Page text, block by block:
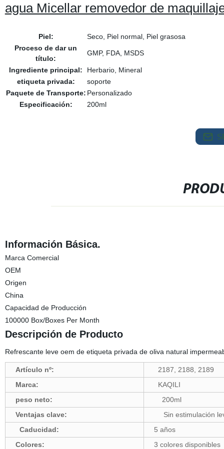
agua Micellar removedor de
Piel:
Seco, Piel normal, Piel grasosa
Proceso de dar un
título:
GMP, FDA, MSDS
Ingrediente principal:
Herbario, Mineral
etiqueta privada:
soporte
Paquete de Transporte: Personalizado
Especificación:
200ml
Información Básica.
Marca Comercial
OEM
Origen
China
Capacidad de Producción
100000 Box/Boxes Per Month
Descripción de Producto
Refrescante leve oem de etiqueta privada de oliva natural
Artículo nº:
2187, 2188, 2189
Marca:
KAQILI
peso neto:
200ml
Ventajas clave:
Sin estimulación
Caducidad:
5 años
Colores:
3 colores disponibles